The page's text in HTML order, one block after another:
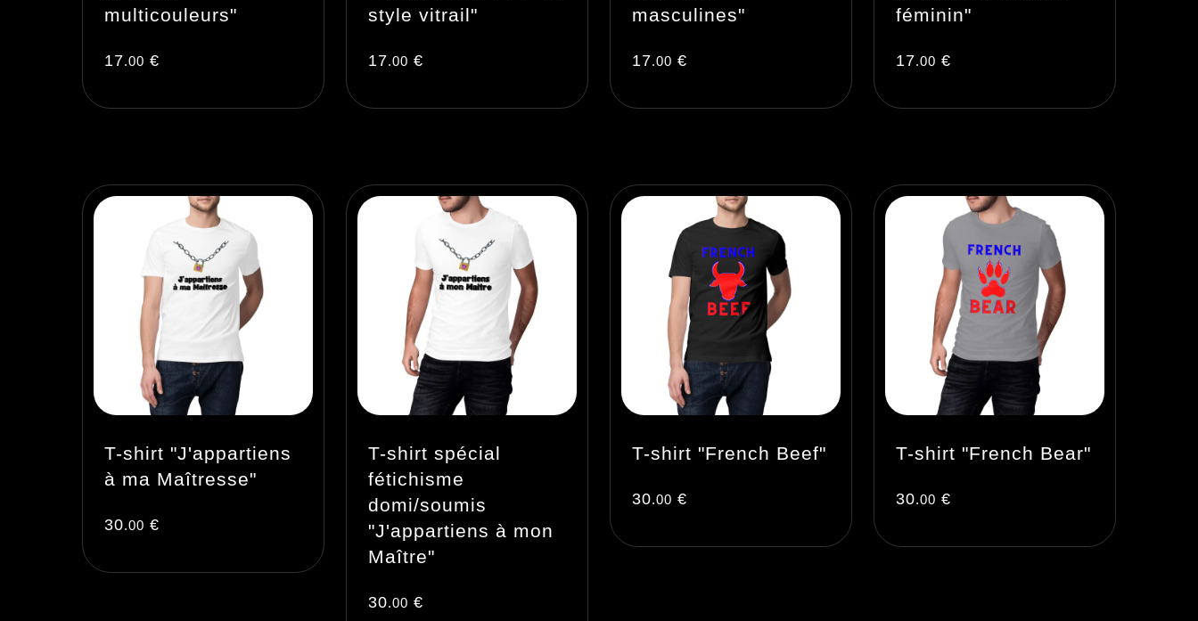
multicouleurs"
17.00 €
style vitrail"
17.00 €
masculines"
17.00 €
féminin"
17.00 €
T-shirt "J'appartiens
à ma Maîtresse"
30.00 €
T-shirt spécial
fétichisme
domi/soumis
"J'appartiens à mon
Maître"
30.00 €
T-shirt "French Beef"
30.00 €
T-shirt "French Bear"
30.00 €